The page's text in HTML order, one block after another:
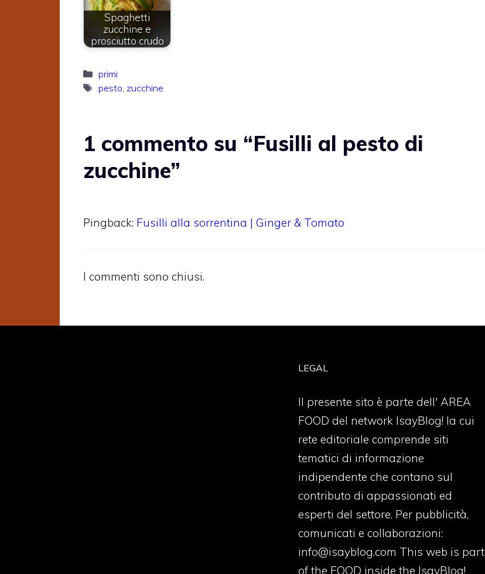
Spaghetti
zucchine e
prosciutto crudo
Categorie
primi
Tag
pesto, zucchine
1 commento su “Fusilli al pesto di
zucchine”
Pingback: Fusilli alla sorrentina | Ginger & Tomato
I commenti sono chiusi.
LEGAL
Il presente sito è parte dell' AREA
FOOD del network IsayBlog! la cui
rete editoriale comprende siti
tematici di informazione
indipendente che contano sul
contributo di appassionati ed
esperti del settore. Per pubblicità,
comunicati e collaborazioni:
info@isayblog.com This web is part
of the FOOD inside the IsayBlog!